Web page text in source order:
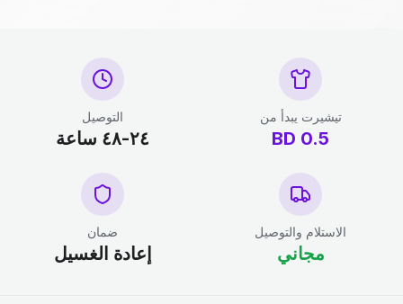
تيشيرت يبدأ من
0.5
BD
التوصيل
٢٤-٤٨ ساعة
الاستلام والتوصيل
مجاني
ضمان
إعادة الغسيل